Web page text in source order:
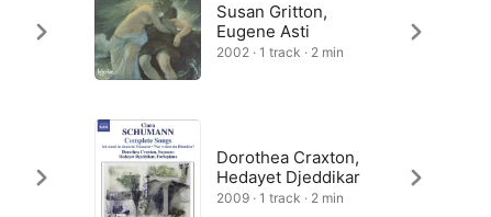
Susan Gritton,
Eugene Asti
2002 · 1 track · 2 min
Dorothea Craxton,
Hedayet Djeddikar
2009 · 1 track · 2 min